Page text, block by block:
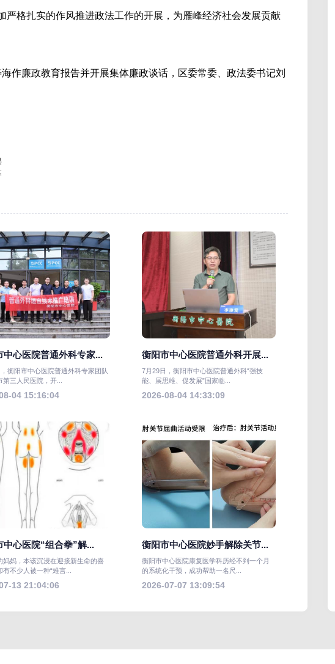
严格扎实的作风推进政法工作的开展，为雁峰经济社会发展贡献
廉政教育报告并开展集体廉政谈话，区委常委、政法委书记刘
中心医院普通外科专家...
衡阳市中心医院普通外科专家团队
第三人民医院，开...
04 15:16:04
衡阳市中心医院普通外科开展...
7月29日，衡阳市中心医院普通外科“强技
能、展思维、促发展”国家临...
2026-08-04 14:33:09
中心医院“组合拳”解...
妈妈，本该沉浸在迎接新生命的喜
有不少人被一种“难言...
13 21:04:06
衡阳市中心医院妙手解除关节...
衡阳市中心医院康复医学科历经不到一个月
的系统化干预，成功帮助一名尺...
2026-07-07 13:09:54